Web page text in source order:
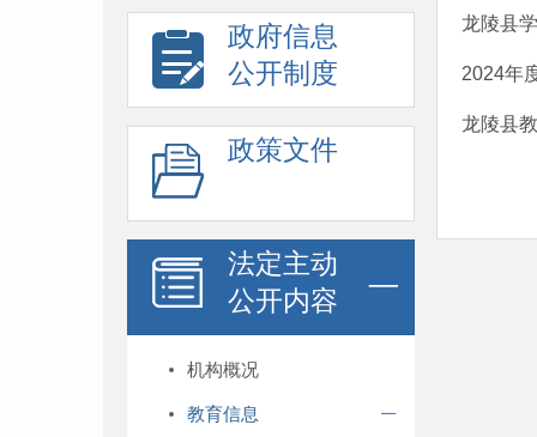
政府信息
公开制度
政策文件
法定主动
公开内容
机构概况
教育信息
龙陵县
2024年
龙陵县